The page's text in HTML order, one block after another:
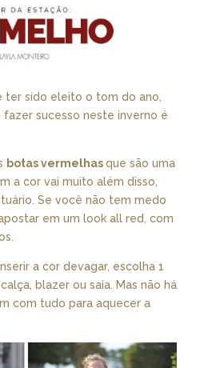
ter sido eleito o tom do ano,
sucesso neste inverno é
botas vermelhas que são uma
a cor vai muito além disso,
Se você não tem medo
em um look all red, com
a cor devagar, escolha 1
blazer ou saia. Mas não há
com tudo para aquecer a